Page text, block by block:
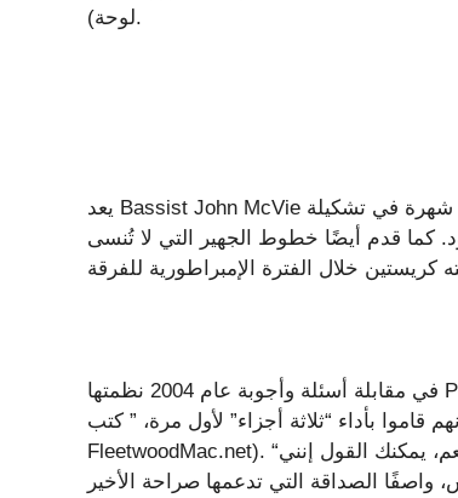
لوحة).
يعد Bassist John McVie العضو الأقل شهرة في تشكيلة Fleetwood Mac الكلاسيكية، لكنه قدم خيطًا مهمًا من
كما قدم أيضًا خطوط الجهير التي لا تُنسى
في مقابلة أسئلة وأجوبة عام 2004 نظمتها Penguin، تذكر ماكفي الرهبة التي شعر بها عند وصول نيكس وباكنغهام
أنهم قاموا بأداء “ثلاثة أجزاء” لأول مرة، ” كتب (لكل
FleetwoodMac.net). “قشعريرة! مثير للغاية! عزف ليندسي أذهلني. صوت ستيفي وأغانيه. نعم، يمكنك القول إنني